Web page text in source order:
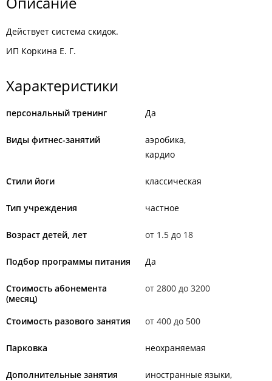
Действует система скидок.
ИП Коркина Е. Г.
Характеристики
персональный тренинг Да
Виды фитнес-занятий
аэробика
кардио
Стили йоги классическая
Тип учреждения частное
Возраст детей, лет от 1.5 до 18
Подбор программы питания Да
Стоимость абонемента
(месяц)
от 2800 до 3200
Стоимость разового занятия от 400 до 500
Парковка неохраняемая
Дополнительные занятия
иностранные языки